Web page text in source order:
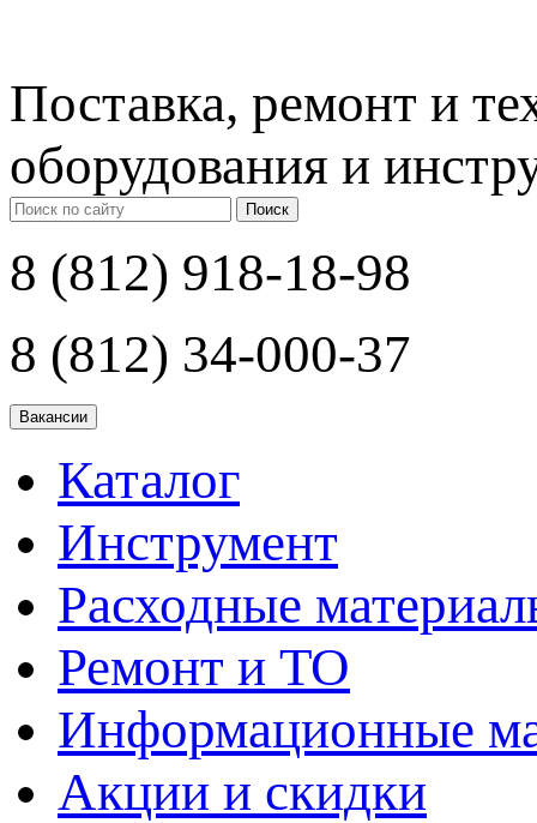
Поставка, ремонт и
оборудования и
Поиск
8 (812) 918-18-98
8 (812) 34-000-37
Каталог
Инструмент
Расходные
Ремонт и ТО
Информационные
Акции и скидки